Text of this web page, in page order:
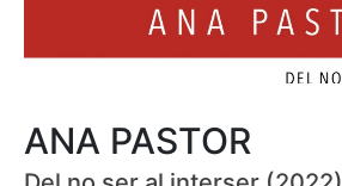
ANA PASTOR